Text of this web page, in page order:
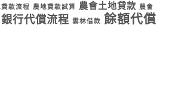
貸款流程 農地貸款試算 農會土地貸款 農會
銀行代償流程 雲林借款 餘額代償